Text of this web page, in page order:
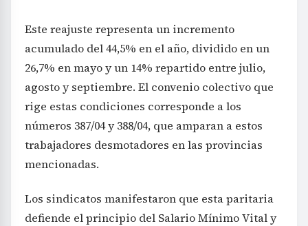
Este reajuste representa un incremento
acumulado del 44,5% en el año, dividido en un
26,7% en mayo y un 14% repartido entre julio,
agosto y septiembre. El convenio colectivo que
rige estas condiciones corresponde a los
números 387/04 y 388/04, que amparan a estos
trabajadores desmotadores en las provincias
mencionadas.
Los sindicatos manifestaron que esta paritaria
defiende el principio del Salario Mínimo Vital y